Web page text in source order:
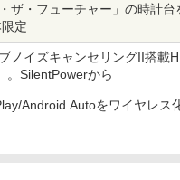
ザ・フューチャー」の時計
定
ノイズキャンセリングII搭載
。SilentPowerから
Android Autoをワイヤレス